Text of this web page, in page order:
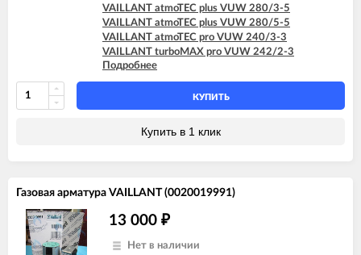
VAILLANT atmoTEC plus VUW 280/3-5
VAILLANT atmoTEC plus VUW 280/5-5
VAILLANT atmoTEC pro VUW 240/3-3
VAILLANT turboMAX pro VUW 242/2-3
VAILLANT turboTEC plus VUW 242/5-5
VAILLANT turboTEC plus VUW 282/3-5
VAILLANT turboTEC plus VUW 282/5-5
VAILLANT turboTEC plus VUW 322/3-5
VAILLANT turboTEC pro VUW 242/3-3
Подробнее
КУПИТЬ
Купить в 1 клик
Газовая арматура VAILLANT (0020019991)
13 000 ₽
Нет в наличии